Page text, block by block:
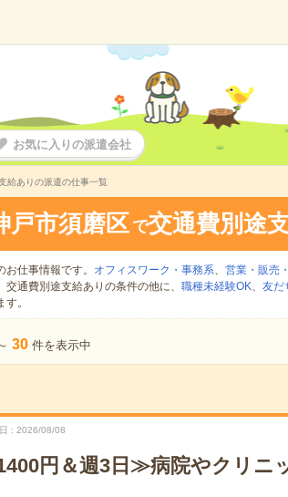
お気に入りの派遣会社
給ありの派遣の仕事一覧
戸市須磨区 で交通費別途
仕事情報です。 オフィスワーク・事務系、 営業・販売
交通費別途支給ありの条件の他に、 職種未経験OK、 友だ
。
30 件を表示中
2026/08/08
円＆週3日≫病院やクリニ